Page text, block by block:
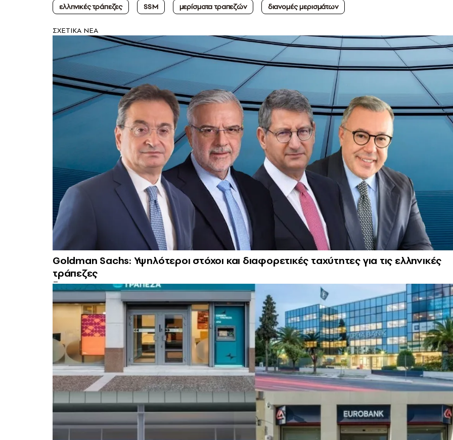
ελληνικές τράπεζες
SSM μερίσματα τραπεζών διανομές μερισμάτων
ΣXETIKA NEA
Goldman Sachs: Υψηλότεροι στόχοι και διαφορετικές ταχύτητες για τις ελληνικές
τράπεζες